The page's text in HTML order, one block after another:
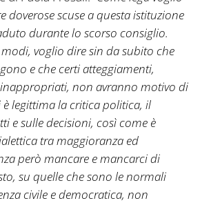
doverose scuse a questa istituzione
durante lo scorso consiglio.
voglio dire sin da subito che
e che certi atteggiamenti,
non avranno motivo di
è legittima la critica politica, il
e sulle decisioni, così come è
tra maggioranza ed
però mancare e mancarci di
su quelle che sono le normali
civile e democratica, non